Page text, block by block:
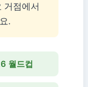
거점에서
.
월드컵